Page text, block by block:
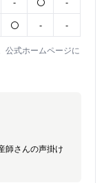
〇 - -
公式ホームページに
師さんの声掛け